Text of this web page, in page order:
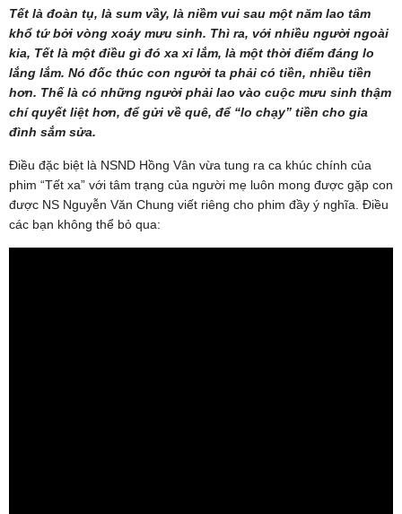
Tết là đoàn tụ, là sum vầy, là niềm vui sau một năm lao tâm
khổ tứ bởi vòng xoáy mưu sinh. Thì ra, với nhiều người ngoài
kia, Tết là một điều gì đó xa xỉ lắm, là một thời điểm đáng lo
lắng lắm. Nó đốc thúc con người ta phải có tiền, nhiều tiền
hơn. Thế là có những người phải lao vào cuộc mưu sinh thậm
chí quyết liệt hơn, để gửi về quê, để “lo chạy” tiền cho gia
đình sắm sửa.
Điều đặc biệt là NSND Hồng Vân vừa tung ra ca khúc chính của
phim “Tết xa” với tâm trạng của người mẹ luôn mong được gặp con
được NS Nguyễn Văn Chung viết riêng cho phim đầy ý nghĩa. Điều
các bạn không thể bỏ qua: